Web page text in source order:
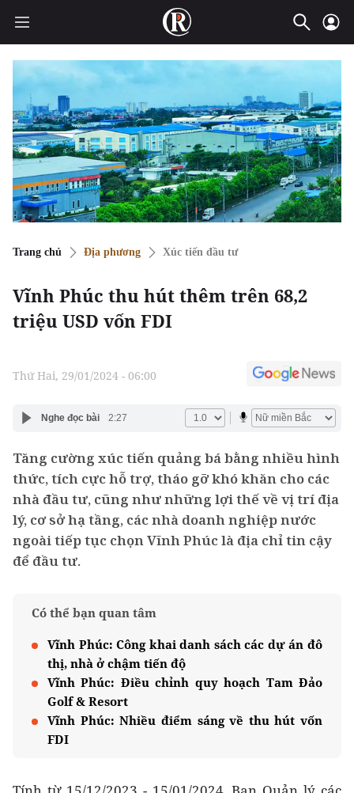
Trang chủ Địa phương Xúc tiến đầu tư
Vĩnh Phúc thu hút thêm trên 68,2
triệu USD vốn FDI
Thứ Hai, 29/01/2024 - 06:00
Nghe đọc bài 2:27
Tăng cường xúc tiến quảng bá bằng nhiều hình
thức, tích cực hỗ trợ, tháo gỡ khó khăn cho các
nhà đầu tư, cũng như những lợi thế về vị trí địa
lý, cơ sở hạ tầng, các nhà doanh nghiệp nước
ngoài tiếp tục chọn Vĩnh Phúc là địa chỉ tin cậy
để đầu tư.
Có thể bạn quan tâm
Vĩnh Phúc: Công khai danh sách các dự án đô
thị, nhà ở chậm tiến độ
Vĩnh Phúc: Điều chỉnh quy hoạch Tam Đảo
Golf & Resort
Vĩnh Phúc: Nhiều điểm sáng về thu hút vốn
FDI